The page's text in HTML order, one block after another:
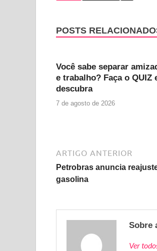
POSTS
Você sabe separar
e trabalho? Faça o QUIZ
descubra
7 de agosto de 2026
ARTIGO ANTERIOR
Petrobras anuncia
gasolina
Sobre
Ver